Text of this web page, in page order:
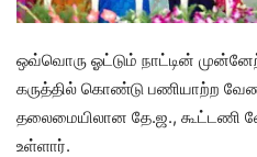
ஒவ்வொரு ஓட்டும் நாட்டின்
கருத்தில் கொண்டு பணியாற்ற
தலைமையிலான தே.ஜ., கூட்டணி
உள்ளார்.